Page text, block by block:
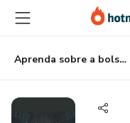
para
conteúdo
principal
para
pagamento
para
rodapé
Aprenda sobre a bolsa de valores e comece investir